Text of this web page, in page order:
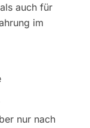
auch für
im
nur nach